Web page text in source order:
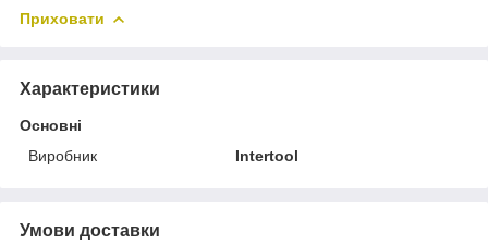
Приховати
Характеристики
Основні
Виробник
Intertool
Умови доставки